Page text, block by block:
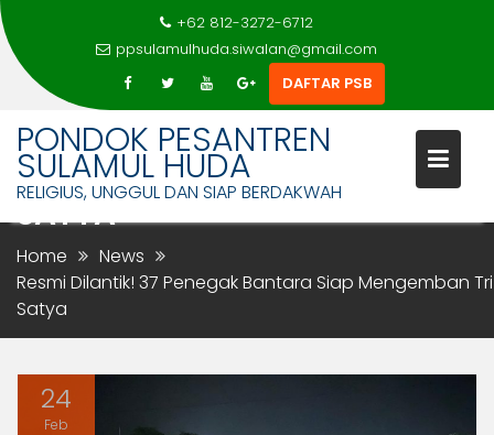
Skip
content
+62 812-3272-6712
ppsulamulhuda.siwalan@gmail.com
DAFTAR PSB
PONDOK PESANTREN
SULAMUL HUDA
RELIGIUS, UNGGUL DAN SIAP BERDAKWAH
RESMI DILANTIK! 37 PENEGAK
BANTARA SIAP MENGEMBAN
SATYA
Home
News
Resmi Dilantik! 37 Penegak Bantara Siap Mengemban Tri
Satya
24
Feb